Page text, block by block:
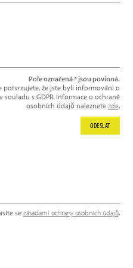
se zásadami ochrany osobních údajů.
Pole označená * jsou povinná.
že jste byli informováni o
s GDPR. Informace o ochraně
osobních údajů naleznete zde.
ODESLAT